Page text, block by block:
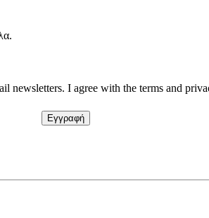
newsletters. I agree with the terms and